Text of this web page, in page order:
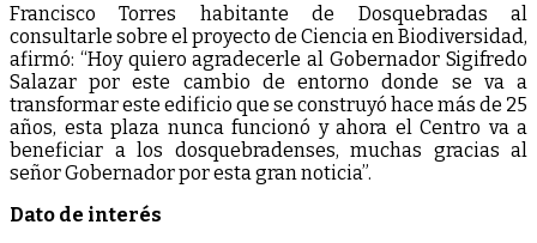
Francisco Torres habitante de Dosquebradas al
consultarle sobre el proyecto de Ciencia en Biodiversidad,
afirmó: “Hoy quiero agradecerle al Gobernador Sigifredo
Salazar por este cambio de entorno donde se va a
transformar este edificio que se construyó hace más de 25
años, esta plaza nunca funcionó y ahora el Centro va a
beneficiar a los dosquebradenses, muchas gracias al
señor Gobernador por esta gran noticia”.
Dato de interés